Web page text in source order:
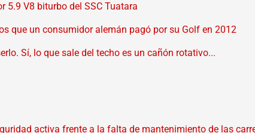
5.9 V8 biturbo del SSC Tuatara
que un consumidor alemán pagó por su Golf en 2012
Sí, lo que sale del techo es un cañón rotativo...
activa frente a la falta de mantenimiento de las